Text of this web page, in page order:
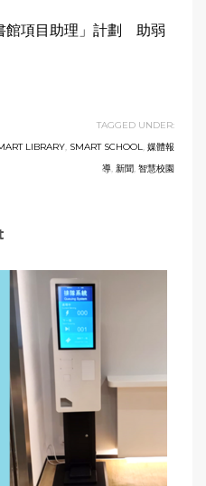
館項目助理」計劃 助弱
TAGGED UNDER:
LIBRARY, SMART SCHOOL, 媒體報
導, 新聞, 智慧校園